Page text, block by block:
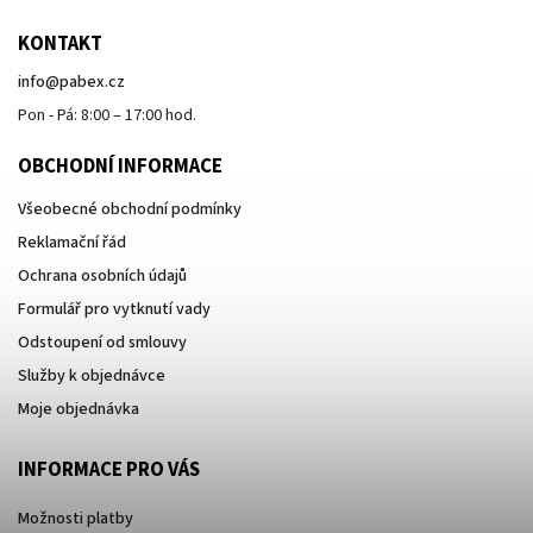
KONTAKT
info@pabex.cz
Pon - Pá: 8:00 – 17:00 hod.
OBCHODNÍ INFORMACE
Všeobecné obchodní podmínky
Reklamační řád
Ochrana osobních údajů
Formulář pro vytknutí vady
Odstoupení od smlouvy
Služby k objednávce
Moje objednávka
INFORMACE PRO VÁS
Možnosti platby